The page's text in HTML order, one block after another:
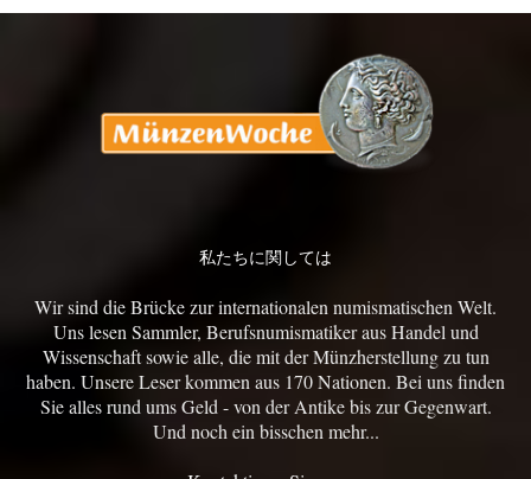
私たちに関しては
Wir sind die Brücke zur internationalen numismatischen Welt.
Uns lesen Sammler, Berufsnumismatiker aus Handel und
Wissenschaft sowie alle, die mit der Münzherstellung zu tun
haben. Unsere Leser kommen aus 170 Nationen. Bei uns finden
Sie alles rund ums Geld - von der Antike bis zur Gegenwart.
Und noch ein bisschen mehr...